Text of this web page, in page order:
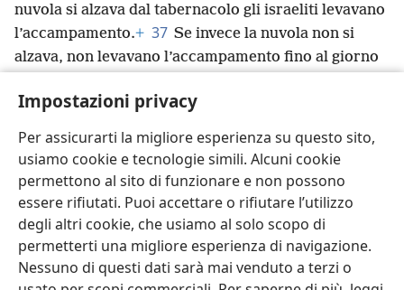
Impostazioni privacy
Per assicurarti la migliore esperienza su questo sito,
usiamo cookie e tecnologie simili. Alcuni cookie
permettono al sito di funzionare e non possono
essere rifiutati. Puoi accettare o rifiutare l’utilizzo
degli altri cookie, che usiamo al solo scopo di
permetterti una migliore esperienza di navigazione.
Nessuno di questi dati sarà mai venduto a terzi o
nuvola si alzava dal tabernacolo gli israeliti levavano
l’accampamento.+ 37 Se invece la nuvola non si
alzava, non levavano l’accampamento fino al giorno
viaggio, sul tabernacolo c’era di giorno la nuvola di
Geova, e di notte un fuoco, alla vista di tutta la casa
d’Israele.
Italiano Condividi Impostazioni
Copyright© 2026 Watch Tower Bible and Tract Society of Pennsylvania
Condizioni d’uso Informativa sulla privacy Impostazioni privacy